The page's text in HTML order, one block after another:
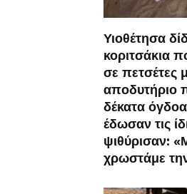
Υιοθέτησα
κοριτσάκια
σε πετσέτες
αποδυτήριο
δέκατα
έδωσαν τις
ψιθύρισαν:
χρωστάμε